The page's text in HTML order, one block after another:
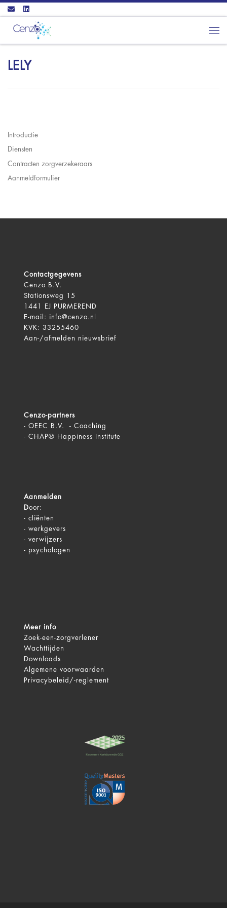
Ga naar inhoud
LELY
Introductie
Diensten
Contracten zorgverzekeraars
Aanmeldformulier
Contactgegevens
Cenzo B.V.
Stationsweg 15
1441 EJ PURMEREND
E-mail:
info@cenzo.nl
KVK: 33255460
Aan-/afmelden
nieuwsbrief
Cenzo-partners
- OEEC B.V. - Coaching
- CHAP® Happiness Institute
Aanmelden
Door:
- cliënten
- werkgevers
- verwijzers
- psychologen
Meer info
Zoek-een-zorgverlener
Wachttijden
Downloads
Algemene voorwaarden
Privacybeleid/-reglement